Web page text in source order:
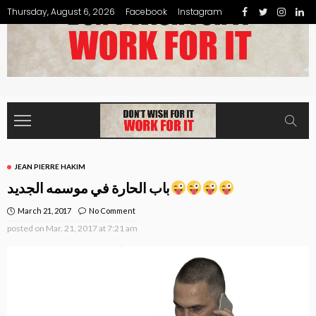
Thursday, August 6, 2026 Facebook Instagram
JEAN PIERRE HAKIM
باب الحارة في موسمه الجديد
March 21, 2017 No Comment
posted on Mar. 21, 2017 at 7:21 am